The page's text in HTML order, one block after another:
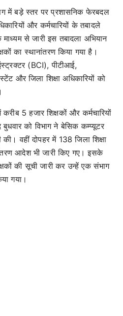
में बड़े स्तर पर प्रशासनिक फेरबदल
और कर्मचारियों के तबादले
से जारी इस तबादला अभियान
का स्थानांतरण किया गया है।
(BCI), पीटीआई,
और जिला शिक्षा अधिकारियों को
5 हजार शिक्षकों और कर्मचारियों
को विभाग ने बेसिक कम्प्यूटर
वहीं दोपहर में 138 जिला शिक्षा
आदेश भी जारी किए गए। इसके
की सूची जारी कर उन्हें एक संभाग
गया।